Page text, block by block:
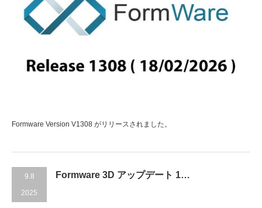
Formware Version V1308 がリリースされました。
9.8
2025
Formware 3D アップデート 1…